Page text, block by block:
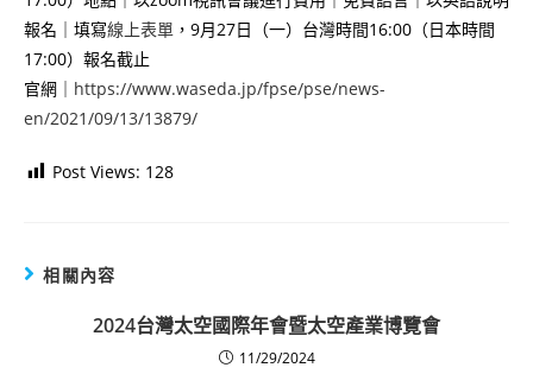
報名｜填寫線上表單 ，9月27日（一）台灣時間16:00（日本時間
17:00）報名截止
官網｜ https://www.waseda.jp/fpse/pse/news-
en/2021/09/13/13879/
Post Views: 128
相關內容
2024台灣太空國際年會暨太空產業博覽會
11/29/2024